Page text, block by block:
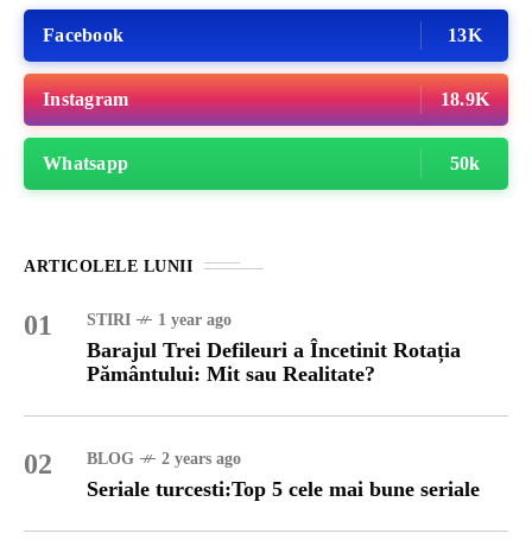
Facebook 13K
Instagram 18.9K
Whatsapp 50k
ARTICOLELE LUNII
01 STIRI 1 year ago
Barajul Trei Defileuri a Încetinit Rotația
Pământului: Mit sau Realitate?
02 BLOG 2 years ago
Seriale turcesti:Top 5 cele mai bune seriale